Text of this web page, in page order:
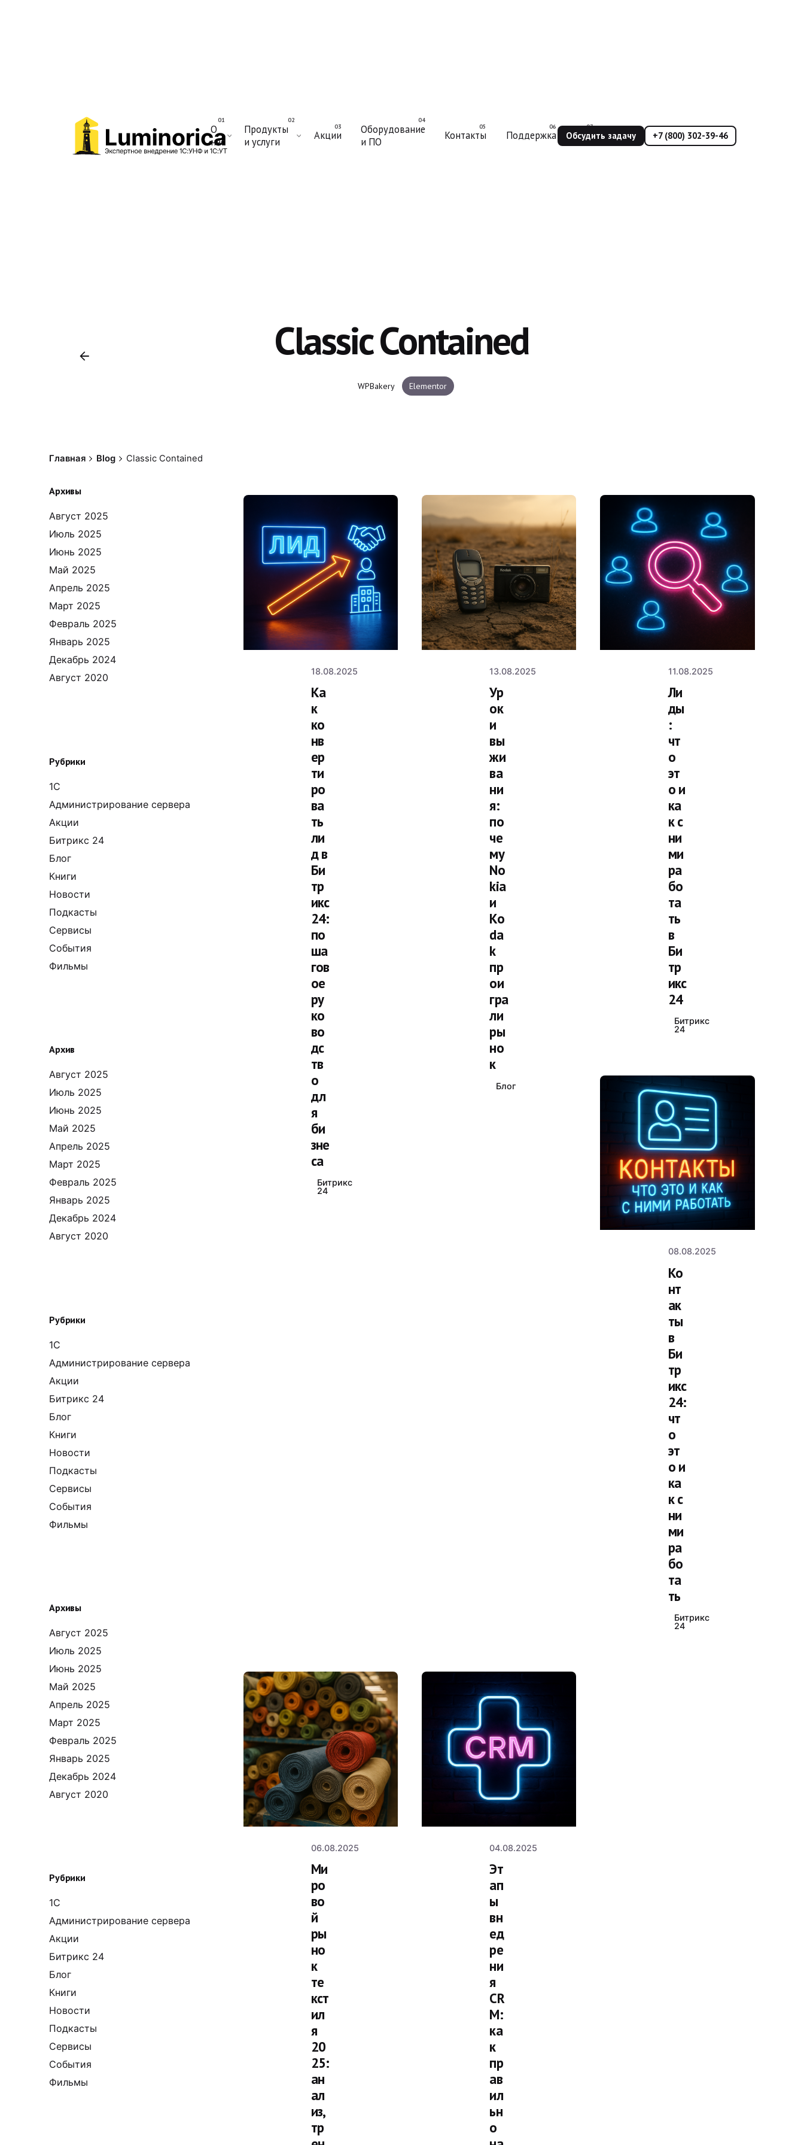
О
нас
Продукты
и услуги
Акции
Оборудование
и ПО
Контакты Поддержка Еще
Обсудить задачу +7 (800) 302-39-46
Classic Contained
WPBakery Elementor
Главная Blog Classic Contained
Архивы
Август 2025
Июль 2025
Июнь 2025
Май 2025
Апрель 2025
Март 2025
Февраль 2025
Январь 2025
Декабрь 2024
Август 2020
Рубрики
1С
Администрирование сервера
Акции
Битрикс 24
Блог
Книги
Новости
Подкасты
Сервисы
События
Фильмы
Архив
Август 2025
Июль 2025
Июнь 2025
Май 2025
Апрель 2025
Март 2025
Февраль 2025
Январь 2025
Декабрь 2024
Август 2020
Рубрики
1С
Администрирование сервера
Акции
Битрикс 24
Блог
Книги
Новости
Подкасты
Сервисы
События
Фильмы
Архивы
Август 2025
Июль 2025
Июнь 2025
Май 2025
Апрель 2025
Март 2025
Февраль 2025
Январь 2025
Декабрь 2024
Август 2020
Рубрики
1С
Администрирование сервера
Акции
Битрикс 24
Блог
Книги
Новости
Подкасты
Сервисы
События
Фильмы
Posted by
v.manyaev
18.08.2025
Ка
к
ко
нв
ер
ти
ро
ва
ть
ли
д в
Би
тр
икс
24:
по
ша
гов
ое
ру
ко
во
дс
тв
о
дл
я
би
зне
са
Битрикс
24
Posted by
v.manyaev
13.08.2025
Ур
ок
и
вы
жи
ва
ни
я:
по
че
му
No
kia
и
Ko
da
k
пр
ои
гра
ли
ры
но
к
Блог
Posted by
v.manyaev
11.08.2025
Ли
ды
:
чт
о
эт
о и
ка
к с
ни
ми
ра
бо
та
ть
в
Би
тр
икс
24
Битрикс
24
Posted by
v.manyaev
08.08.2025
Ко
нт
ак
ты
в
Би
тр
икс
24:
чт
о
эт
о и
ка
к с
ни
ми
ра
бо
та
ть
Битрикс
24
Posted by
v.manyaev
06.08.2025
Ми
ро
во
й
ры
но
к
те
кст
ил
я
20
25:
ан
ал
из,
тр
Posted by
v.manyaev
04.08.2025
Эт
ап
ы
вн
ед
ре
ни
я
CR
M:
ка
к
пр
ав
ил
ьн
о